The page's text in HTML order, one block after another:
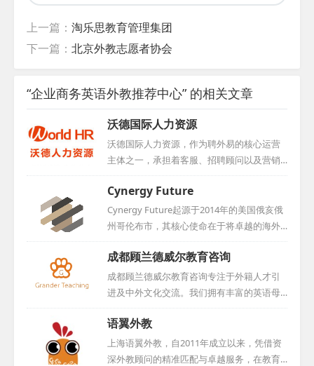
上一篇： 淘乐思教育管理集团
下一篇： 北京外教志愿者协会
“企业商务英语外教推荐中心” 的相关文章
沃德国际人力资源
沃德国际人力资源，作为聘外易的核心运营
主体之一，承担着客服、招聘顾问以及营销
团队等多重职责。凭借其在人力资源领域的
卓越表现，公司于2016年荣获中国互联网人
才招聘行业优秀示范企业称号，同时积极与
学校展开合作，为行业输送优秀人才。...
Cynergy Future
Cynergy Future起源于2014年的美国俄亥俄
州哥伦布市，其核心使命在于将卓越的海外
资源引入中国。为进一步深耕国内市场，公
司于2015年在中国设立了办事处。Cynergy F
uture矢志不渝地希望将更多优质的海外资源
引入中国，通过教育的桥梁，让中国的学子
们能够亲身体验并领略世界的广阔与多彩。
依托中美双方优质的院校资源，公司已成功
促成了多所中美院校的合作与交流，进而推
动中美两国在教育和文化领域的深度交融与
成都顾兰德威尔教育咨询
成都顾兰德威尔教育咨询专注于外籍人才引
进及中外文化交流。我们拥有丰富的英语母
语外籍人才资源，这些人才大多来自英美等
国家，并且多数未曾踏足中国，易于融入并
适应新环境。多年的积累使我们与众多国外
机构和个人建立了紧密合作关系，确保能够
语翼外教
上海语翼外教，自2011年成立以来，凭借资
深外教顾问的精准匹配与卓越服务，在教育